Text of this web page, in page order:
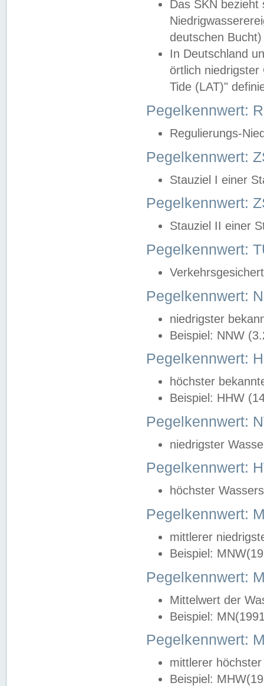
Das SKN
deutschen
In Deutschland
örtlich
Tide (LAT)"
Pegelkennwert:
Regulierungs-
Pegelkennwert:
Stauziel I einer
Pegelkennwert:
Stauziel II einer
Pegelkennwert:
Pegelkennwert:
niedrigster
Beispiel: NNW
Pegelkennwert:
höchster
Beispiel: HHW
Pegelkennwert:
niedrigster
Pegelkennwert:
höchster
Pegelkennwert:
mittlerer
Beispiel:
Pegelkennwert:
Mittelwert der
Beispiel:
Pegelkennwert:
mittlerer
Beispiel: